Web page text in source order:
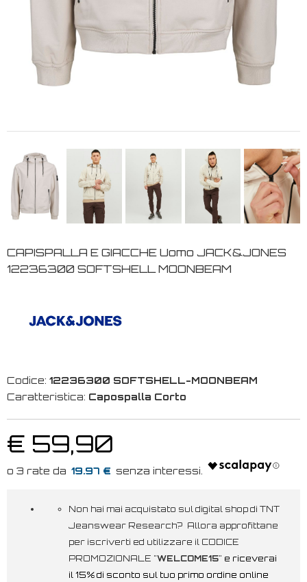
CAPISPALLA E GIACCHE Uomo JACK&JONES
12236300 SOFTSHELL MOONBEAM
Codice: 12236300 SOFTSHELL-MOONBEAM
Caratteristica: Capospalla Corto
€ 59,90
19.97 €
Non hai mai acquistato sul digital shop di TNT
Jeanswear Research? Allora approfittane
per iscriverti ed utilizzare il CODICE
PROMOZIONALE "WELCOME15" e riceverai
il 15% di sconto sul tuo primo ordine online